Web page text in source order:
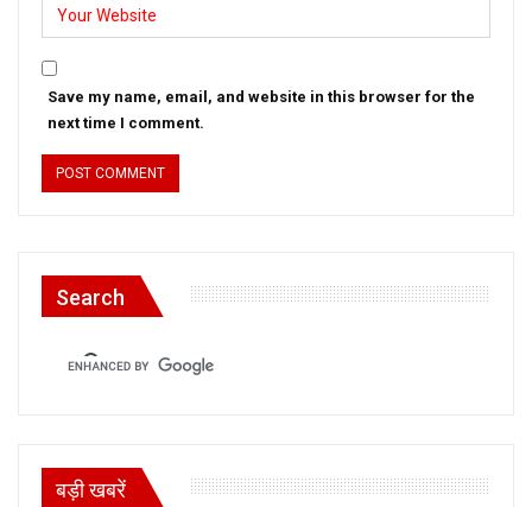
Save my name, email, and website in this browser for the
next time I comment.
Search
बड़ी खबरें